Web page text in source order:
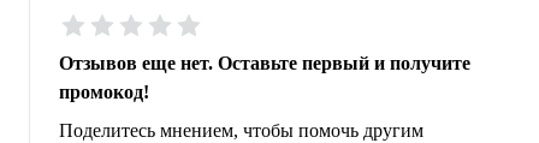
Отзывов еще нет. Оставьте первый и получите
промокод!
Поделитесь мнением, чтобы помочь другим